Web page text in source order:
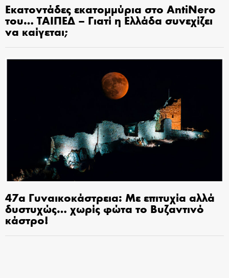
Εκατοντάδες εκατομμύρια στο AntiNero
του… ΤΑΙΠΕΔ – Γιατί η Ελλάδα συνεχίζει
να καίγεται;
47α Γυναικοκάστρεια: Με επιτυχία αλλά
δυστυχώς… χωρίς φώτα το Βυζαντινό
κάστρο!